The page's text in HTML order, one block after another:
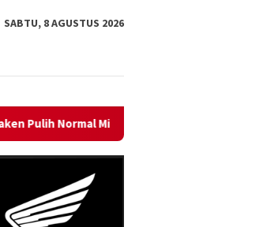
SABTU, 8 AGUSTUS 2026
Sambut HUT RI ke-81, PLN Dorong